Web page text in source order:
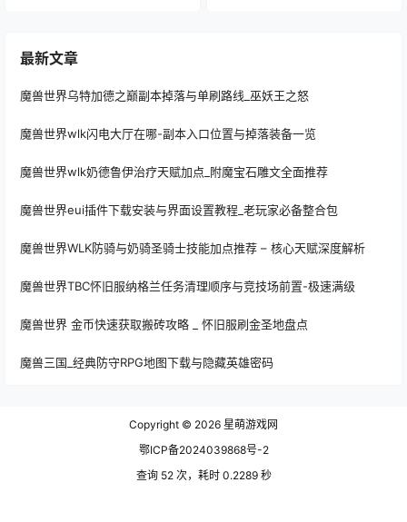
最新文章
魔兽世界乌特加德之巅副本掉落与单刷路线_巫妖王之怒
魔兽世界wlk闪电大厅在哪-副本入口位置与掉落装备一览
魔兽世界wlk奶德鲁伊治疗天赋加点_附魔宝石雕文全面推荐
魔兽世界eui插件下载安装与界面设置教程_老玩家必备整合包
魔兽世界WLK防骑与奶骑圣骑士技能加点推荐 – 核心天赋深度解析
魔兽世界TBC怀旧服纳格兰任务清理顺序与竞技场前置-极速满级
魔兽世界 金币快速获取搬砖攻略 _ 怀旧服刷金圣地盘点
魔兽三国_经典防守RPG地图下载与隐藏英雄密码
Copyright © 2026 星萌游戏网
鄂ICP备2024039868号-2
查询 52 次，耗时 0.2289 秒